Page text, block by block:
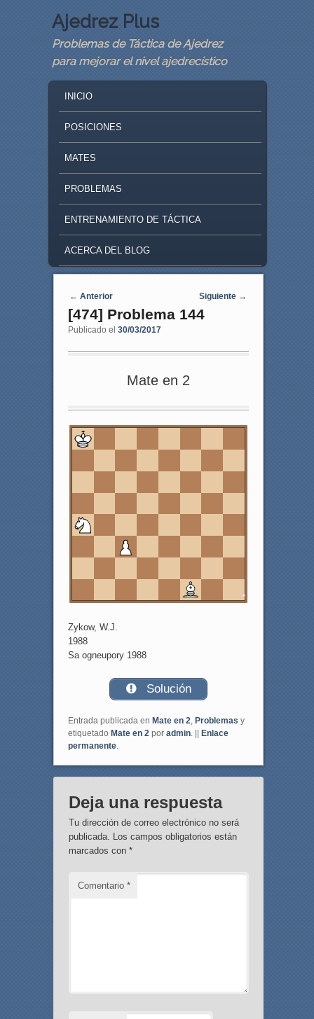
Ajedrez Plus
Problemas de Táctica de Ajedrez
para mejorar el nivel ajedrecístico
SKIP TO PRIMARY CONTENT
SKIP TO SECONDARY CONTENT
INICIO
POSICIONES
MATES
PROBLEMAS
ENTRENAMIENTO DE TÁCTICA
ACERCA DEL BLOG
Navegaci�n de entradas
← Anterior Siguiente →
[474] Problema 144
Publicado el 30/03/2017
Mate en 2
f
Zykow, W.J.
1988
Sa ogneupory 1988
Solución
Entrada publicada en Mate en 2, Problemas y
etiquetado Mate en 2por admin. ||
Enlace
permanente.
Deja una respuesta
Tu dirección de correo electrónico no será
publicada. Los campos obligatorios están
marcados con *
Comentario *